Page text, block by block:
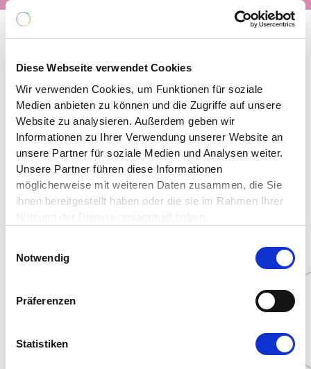
Diese Webseite verwendet Cookies
Wir verwenden Cookies, um Funktionen für soziale
Medien anbieten zu können und die Zugriffe auf unsere
Website zu analysieren. Außerdem geben wir
Informationen zu Ihrer Verwendung unserer Website an
unsere Partner für soziale Medien und Analysen weiter.
Unsere Partner führen diese Informationen
möglicherweise mit weiteren Daten zusammen, die Sie
ihnen bereitgestellt haben oder die sie im Rahmen Ihrer
Notwendig
Präferenzen
Statistiken
Viele Menschen haben einen Erste-Hilfe-Kurs
besucht und wissen, was im medizinischen
Notfall zu tun ist. Bei psychischen Störungen
haben viele jedoch wenig Wissen oder fühlen
sich unsicher im Umgang mit Betroffenen.
Angehörige, Freunde oder Kollegen bemerken
zwar oft, wenn etwas nicht stimmt, und wollen
gerne helfen – aber wie?
Hier setzt MHFA Ersthelfer (Mental Health First
Problemen genauso wie Erste Hilfe bei
Gesellschaft zu verankern. Denn psychische
Störungen sind häufig: Jedes Jahr leidet 1 von 5
Störung. Ziel von MHFA Ersthelfer ist es daher,